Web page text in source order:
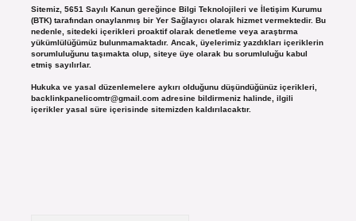
Sitemiz, 5651 Sayılı Kanun gereğince Bilgi Teknolojileri ve İletişim Kurumu
(BTK) tarafından onaylanmış bir Yer Sağlayıcı olarak hizmet vermektedir. Bu
nedenle, sitedeki içerikleri proaktif olarak denetleme veya araştırma
yükümlülüğümüz bulunmamaktadır. Ancak, üyelerimiz yazdıkları içeriklerin
sorumluluğunu taşımakta olup, siteye üye olarak bu sorumluluğu kabul
etmiş sayılırlar.
Hukuka ve yasal düzenlemelere aykırı olduğunu düşündüğünüz içerikleri,
backlinkpanelicomtr@gmail.comadresine bildirmeniz halinde, ilgili
içerikler yasal süre içerisinde sitemizden kaldırılacaktır.